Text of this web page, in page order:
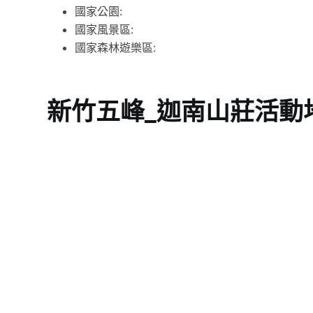
國家公園:
國家風景區:
國家森林遊樂區:
新竹五峰_迦南山莊活動